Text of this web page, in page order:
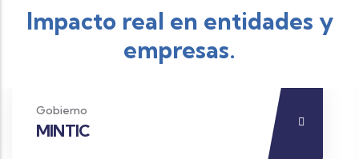
Impacto real en entidades y
empresas.
Gobierno
MINTIC